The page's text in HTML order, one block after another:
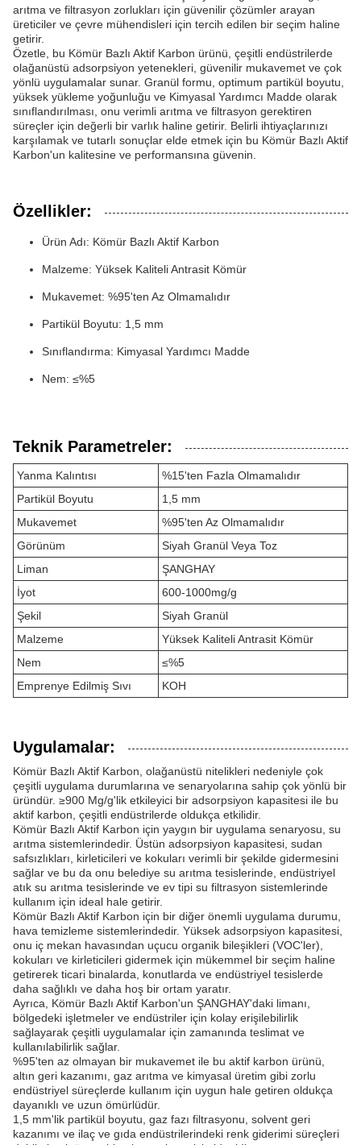
arıtma ve filtrasyon zorlukları için güvenilir çözümler arayan
üreticiler ve çevre mühendisleri için tercih edilen bir seçim haline
getirir.
Özetle, bu Kömür Bazlı Aktif Karbon ürünü, çeşitli endüstrilerde
olağanüstü adsorpsiyon yetenekleri, güvenilir mukavemet ve çok
yönlü uygulamalar sunar. Granül formu, optimum partikül boyutu,
yüksek yükleme yoğunluğu ve Kimyasal Yardımcı Madde olarak
sınıflandırılması, onu verimli arıtma ve filtrasyon gerektiren
süreçler için değerli bir varlık haline getirir. Belirli ihtiyaçlarınızı
karşılamak ve tutarlı sonuçlar elde etmek için bu Kömür Bazlı Aktif
Karbon'un kalitesine ve performansına güvenin.
Özellikler:
Ürün Adı: Kömür Bazlı Aktif Karbon
Malzeme: Yüksek Kaliteli Antrasit Kömür
Mukavemet: %95'ten Az Olmamalıdır
Partikül Boyutu: 1,5 mm
Sınıflandırma: Kimyasal Yardımcı Madde
Nem: ≤%5
Teknik Parametreler:
Yanma Kalıntısı
%15'ten Fazla Olmamalıdır
Partikül Boyutu
1,5 mm
Mukavemet
%95'ten Az Olmamalıdır
Görünüm
Siyah Granül Veya Toz
Liman
ŞANGHAY
İyot
600-1000mg/g
Şekil
Siyah Granül
Malzeme
Yüksek Kaliteli Antrasit Kömür
Nem
≤%5
Emprenye Edilmiş Sıvı
KOH
Uygulamalar:
Kömür Bazlı Aktif Karbon, olağanüstü nitelikleri nedeniyle çok
çeşitli uygulama durumlarına ve senaryolarına sahip çok yönlü bir
üründür. ≥900 Mg/g'lik etkileyici bir adsorpsiyon kapasitesi ile bu
aktif karbon, çeşitli endüstrilerde oldukça etkilidir.
Kömür Bazlı Aktif Karbon için yaygın bir uygulama senaryosu, su
arıtma sistemlerindedir. Üstün adsorpsiyon kapasitesi, sudan
safsızlıkları, kirleticileri ve kokuları verimli bir şekilde gidermesini
sağlar ve bu da onu belediye su arıtma tesislerinde, endüstriyel
atık su arıtma tesislerinde ve ev tipi su filtrasyon sistemlerinde
kullanım için ideal hale getirir.
Kömür Bazlı Aktif Karbon için bir diğer önemli uygulama durumu,
hava temizleme sistemlerindedir. Yüksek adsorpsiyon kapasitesi,
onu iç mekan havasından uçucu organik bileşikleri (VOC'ler),
kokuları ve kirleticileri gidermek için mükemmel bir seçim haline
getirerek ticari binalarda, konutlarda ve endüstriyel tesislerde
daha sağlıklı ve daha hoş bir ortam yaratır.
Ayrıca, Kömür Bazlı Aktif Karbon'un ŞANGHAY'daki limanı,
bölgedeki işletmeler ve endüstriler için kolay erişilebilirlik
sağlayarak çeşitli uygulamalar için zamanında teslimat ve
kullanılabilirlik sağlar.
%95'ten az olmayan bir mukavemet ile bu aktif karbon ürünü,
altın geri kazanımı, gaz arıtma ve kimyasal üretim gibi zorlu
endüstriyel süreçlerde kullanım için uygun hale getiren oldukça
dayanıklı ve uzun ömürlüdür.
1,5 mm'lik partikül boyutu, gaz fazı filtrasyonu, solvent geri
kazanımı ve ilaç ve gıda endüstrilerindeki renk giderimi süreçleri